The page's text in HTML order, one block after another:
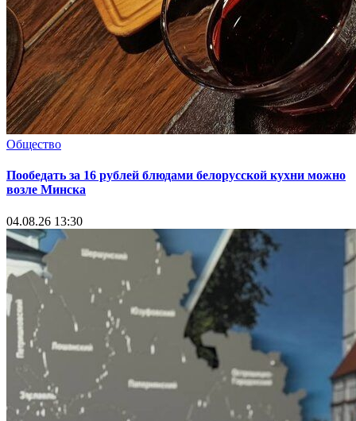
Общество
Пообедать за 16 рублей блюдами белорусской кухни можно
возле Минска
04.08.26 13:30